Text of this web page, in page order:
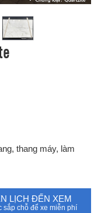
thang máy, làm
LỊCH ĐẾN XEM
sắp chỗ để xe miễn phí